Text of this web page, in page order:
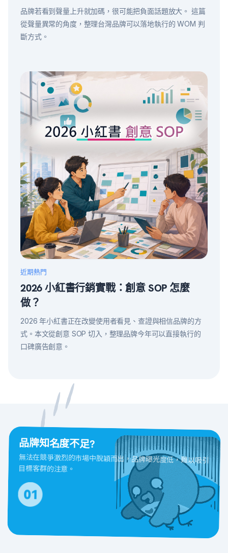
品牌若看到聲量上升就加碼，很可能把負面話題放大。 這篇
從聲量異常的角度，整理台灣品牌可以落地執行的 WOM 判
斷方式。
近期熱門
2026 小紅書行銷實戰：創意 SOP 怎麼
做？
2026 年小紅書正在改變使用者看見、查證與相信品牌的方
式。本文從創意 SOP 切入，整理品牌今年可以直接執行的
口碑廣告創意。
品牌知名度不足?
無法在競爭激烈的市場中脫穎而出，品牌曝光度低，難以吸引
目標客群的注意。